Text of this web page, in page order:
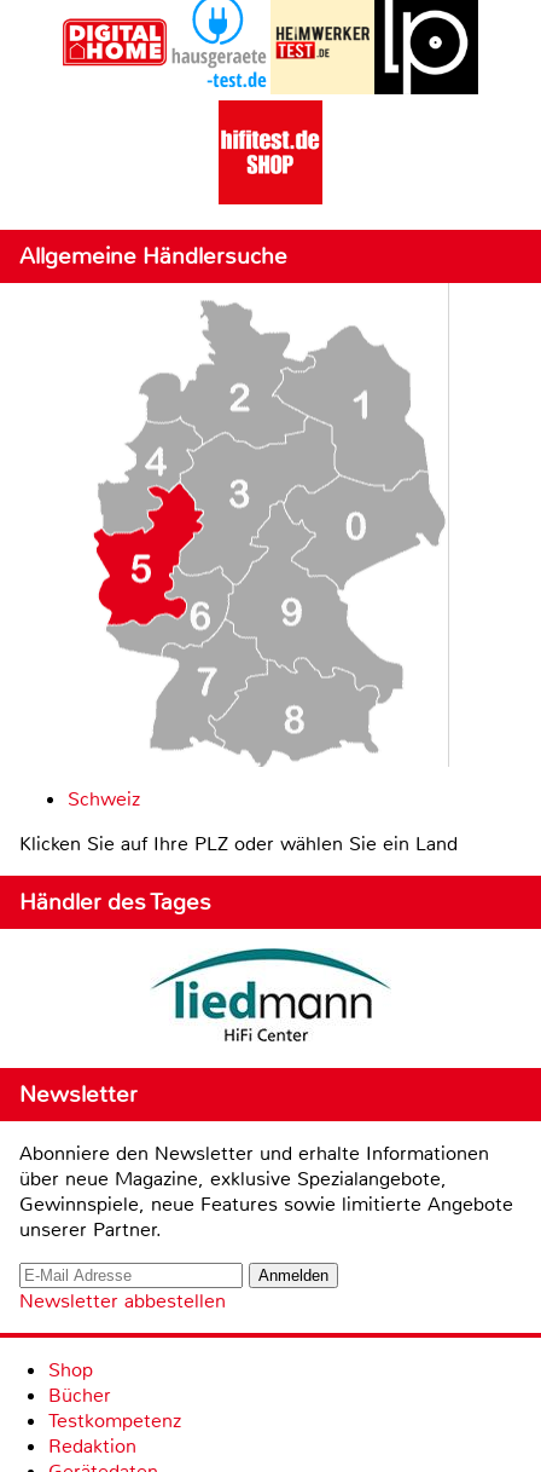
Allgemeine Händlersuche
Schweiz
Klicken Sie auf Ihre PLZ oder wählen Sie ein Land
Händler des Tages
Newsletter
Abonniere den Newsletter und erhalte Informationen
über neue Magazine, exklusive Spezialangebote,
Gewinnspiele, neue Features sowie limitierte Angebote
unserer Partner.
Newsletter abbestellen
Shop
Bücher
Testkompetenz
Redaktion